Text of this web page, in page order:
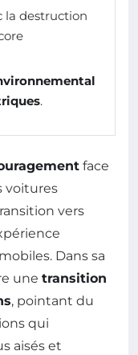
la destruction
.
face
voitures
vers
Dans sa
une transition
, pointant du
qui
aisés et